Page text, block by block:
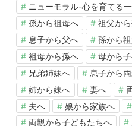
ニューモラル-心を育てる
孫から祖母へ
祖父か
息子から父へ
孫から
祖母から孫へ
母から
兄弟姉妹へ
息子から
姉から妹へ
妻へ
夫へ
娘から家族へ
両親から子どもたちへ